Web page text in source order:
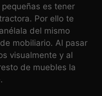
es tener
Por ello te
del mismo
mobiliario. Al pasar
visualmente y al
de muebles la